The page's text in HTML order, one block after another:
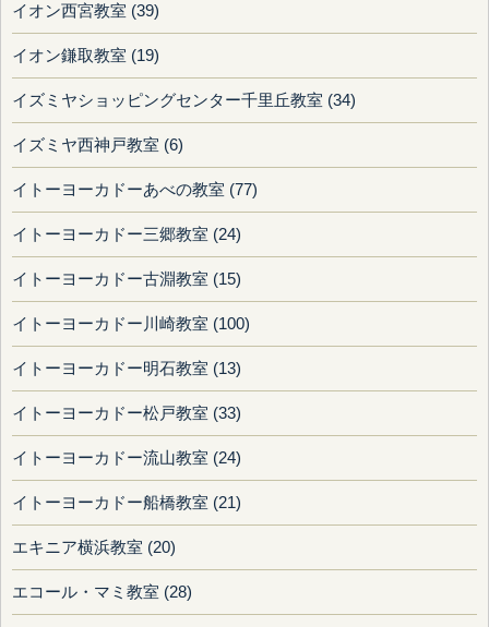
イオン西宮教室 (39)
イオン鎌取教室 (19)
イズミヤショッピングセンター千里丘教室 (34)
イズミヤ西神戸教室 (6)
イトーヨーカドーあべの教室 (77)
イトーヨーカドー三郷教室 (24)
イトーヨーカドー古淵教室 (15)
イトーヨーカドー川崎教室 (100)
イトーヨーカドー明石教室 (13)
イトーヨーカドー松戸教室 (33)
イトーヨーカドー流山教室 (24)
イトーヨーカドー船橋教室 (21)
エキニア横浜教室 (20)
エコール・マミ教室 (28)